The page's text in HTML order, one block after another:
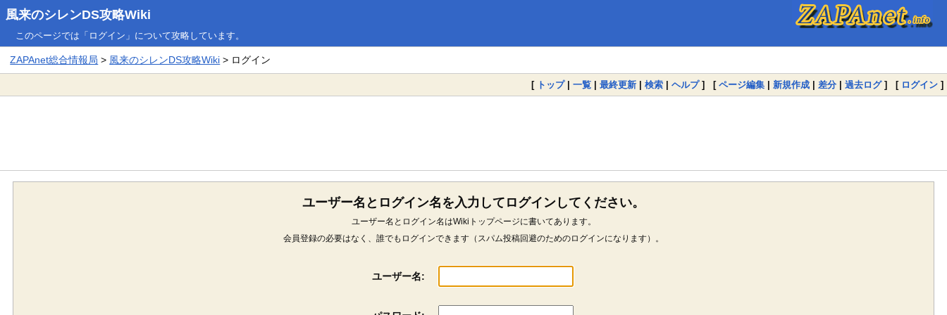
風来のシレンDS攻略Wiki
このページでは「ログイン」について攻略しています。
ZAPAnet総合情報局 > 風来のシレンDS攻略Wiki > ログイン
[ トップ| 一覧 | 最終更新 | 検索 | ヘルプ] [ ページ編集 | 新規作成 | 差分 | 過去ログ] [ ログイン ]
ユーザー名とログイン名を入力してログインしてください。
ユーザー名とログイン名はWikiトップページに書いてあります。
会員登録の必要はなく、誰でもログインできます（スパム投稿回避のためのログインになります）。
ユーザー名: